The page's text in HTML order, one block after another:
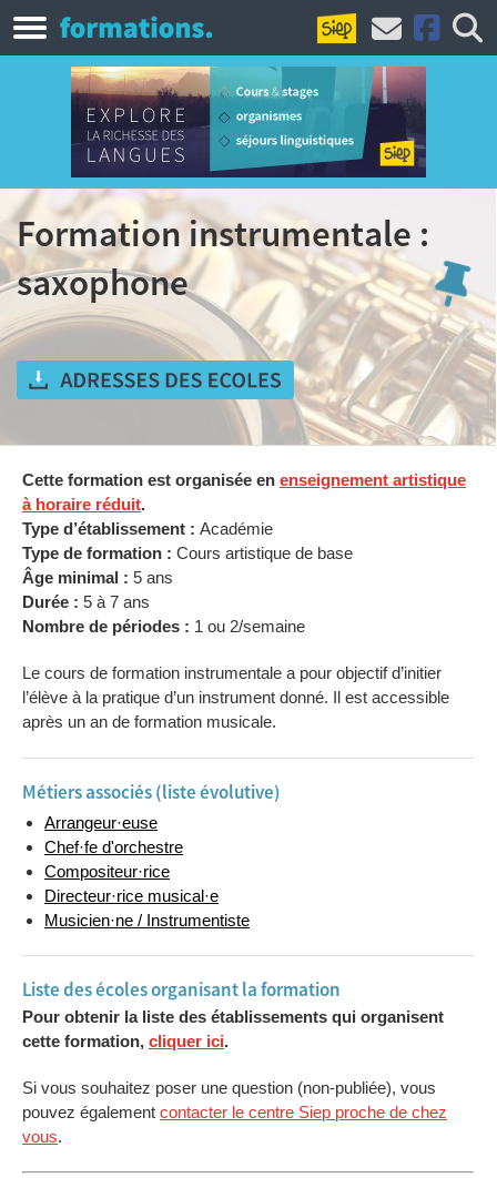
Formation instrumentale :
saxophone
Cette formation est organisée en enseignement artistique
à horaire réduit.
Type d’établissement : Académie
Type de formation : Cours artistique de base
Âge minimal : 5 ans
Durée : 5 à 7 ans
Nombre de périodes : 1 ou 2/semaine
Le cours de formation instrumentale a pour objectif d’initier
l’élève à la pratique d’un instrument donné. Il est accessible
après un an de formation musicale.
Métiers associés (liste évolutive)
Arrangeur·euse
Chef·fe d'orchestre
Compositeur·rice
Directeur·rice musical·e
Musicien·ne / Instrumentiste
Liste des écoles organisant la formation
Pour obtenir la liste des établissements qui organisent
cette formation, cliquer ici.
Si vous souhaitez poser une question (non-publiée), vous
pouvez également contacter le centre Siep proche de chez
vous.